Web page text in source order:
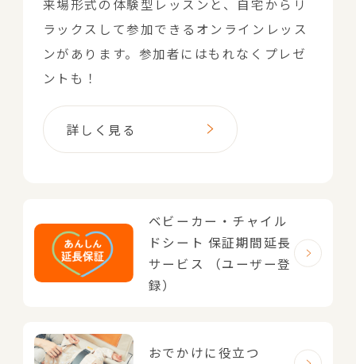
来場形式の体験型レッスンと、自宅からリ
ラックスして参加できるオンラインレッス
ンがあります。参加者にはもれなくプレゼ
ントも！
詳しく見る
ベビーカー・チャイル
ドシート 保証期間延長
サービス
（ユーザー登
録）
おでかけに役立つ